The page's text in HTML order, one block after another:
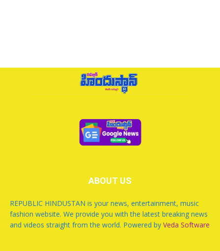
ABOUT US
REPUBLIC HINDUSTAN is your news, entertainment, music
fashion website. We provide you with the latest breaking news
and videos straight from the world. Powered by Veda Software